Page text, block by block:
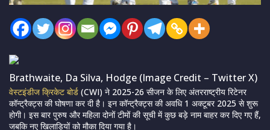
Brathwaite, Da Silva, Hodge (Image Credit – Twitter X)
वेस्टइंडीज क्रिकेट बोर्ड (CWI) ने 2025-26 सीजन के लिए अंतरराष्ट्रीय रिटेनर
कॉन्ट्रैक्ट्स की घोषणा कर दी है। इन कॉन्ट्रैक्ट्स की अवधि 1 अक्टूबर 2025 से शुरू
होगी। इस बार पुरुष और महिला दोनों टीमों की सूची में कुछ बड़े नाम बाहर कर दिए गए हैं,
जबकि नए खिलाड़ियों को मौका दिया गया है।